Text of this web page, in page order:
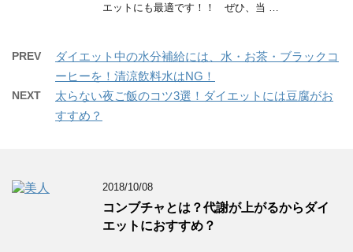
エットにも最適です！！ ぜひ、当 …
PREV
ダイエット中の水分補給には、水・お茶・ブラックコ
ーヒーを！清涼飲料水はNG！
NEXT
太らない夜ご飯のコツ3選！ダイエットには豆腐がお
すすめ？
2018/10/08
コンブチャとは？代謝が上がるからダイ
エットにおすすめ？